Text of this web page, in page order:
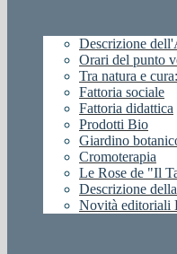
Descrizione
Orari del punto
Tra natura e
Fattoria sociale
Fattoria didattica
Prodotti Bio
Giardino
Cromoterapia
Le Rose de "Il
Descrizione
Novità editoriali